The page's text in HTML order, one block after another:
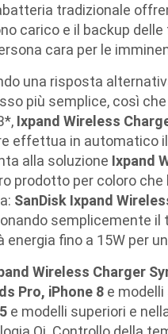
tradizionale
carico e il backup
cara per le
una risposta
più semplice, così
Ixpand Wireless
effettua in automatico
alla soluzione Ixpand
prodotto per coloro che
SanDisk Ixpand
semplicemente
energia fino a 15W per
Wireless Charger
Pro, iPhone 8 e modelli
e modelli superiori e